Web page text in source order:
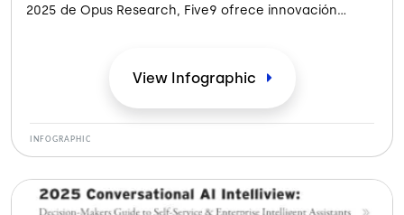
2025 de Opus Research, Five9 ofrece innovación
organizaciones el poder del “más” mediante
implementaciones seguras, automatización inteligente
e impacto empresarial medible.
View Infographic
INFOGRAPHIC